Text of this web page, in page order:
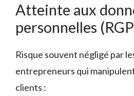
Atteinte aux
personnelles
Risque souvent négligé par
entrepreneurs qui
clients :